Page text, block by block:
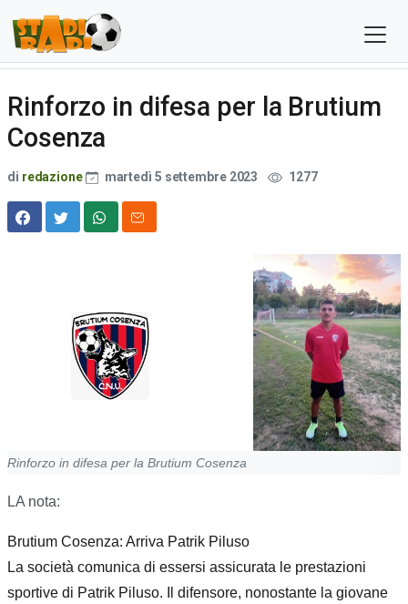
Rinforzo in difesa per la Brutium
Cosenza
di redazione martedì 5 settembre 2023 1277
Rinforzo in difesa per la Brutium Cosenza
LA nota:
Brutium Cosenza: Arriva Patrik Piluso
La società comunica di essersi assicurata le prestazioni
sportive di Patrik Piluso. Il difensore, nonostante la giovane